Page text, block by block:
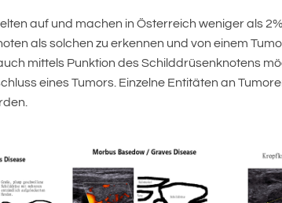
auf und machen in Österreich weniger als
als solchen zu erkennen und von einem
mittels Punktion des Schilddrüsenknotens
eines Tumors. Einzelne Entitäten an